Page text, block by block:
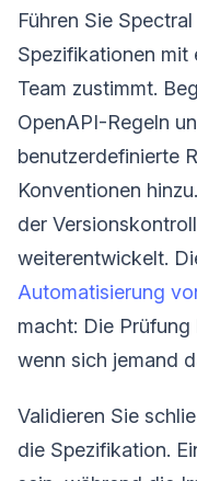
Führen Sie
Spezifikationen mit
Team zustimmt.
OpenAPI-Regeln
benutzerdefinierte
Konventionen
der
weiterentwickelt.
Automatisierung
macht: Die
wenn sich jemand
Validieren Sie
die Spezifikation.